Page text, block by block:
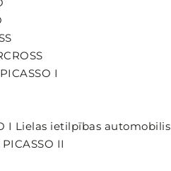
I
I Lielas ietilpības automobilis
II